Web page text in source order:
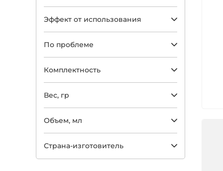
Эффект от использования
По проблеме
Комплектность
Вес, гр
Объем, мл
Страна-изготовитель